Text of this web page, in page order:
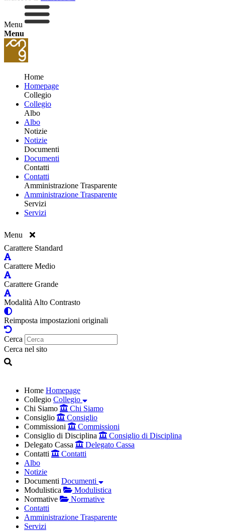
Menu
Menu
Home
Homepage
Collegio
Collegio
Albo
Albo
Notizie
Notizie
Documenti
Documenti
Contatti
Contatti
Amministrazione Trasparente
Amministrazione Trasparente
Servizi
Servizi
Menu
Carattere Standard
Carattere Medio
Carattere Grande
Modalità Alto Contrasto
Reimposta impostazioni originali
Cerca
Cerca nel sito
Home Homepage
Collegio Collegio
Chi Siamo
Chi Siamo
Consiglio
Consiglio
Commissioni
Commissioni
Consiglio di Disciplina
Consiglio di Disciplina
Delegato Cassa
Delegato Cassa
Contatti
Contatti
Albo
Notizie
Documenti Documenti
Modulistica
Modulistica
Normative
Normative
Contatti
Amministrazione Trasparente
Servizi